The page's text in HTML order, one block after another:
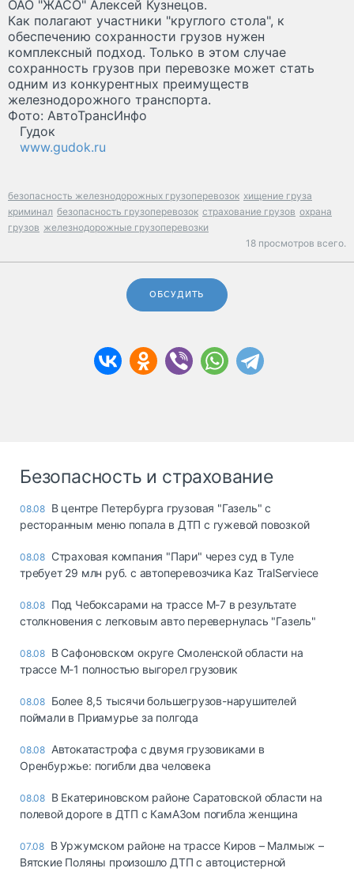
ОАО "ЖАСО" Алексей Кузнецов.
Как полагают участники "круглого стола", к
обеспечению сохранности грузов нужен
комплексный подход. Только в этом случае
сохранность грузов при перевозке может стать
одним из конкурентных преимуществ
железнодорожного транспорта.
Фото: АвтоТрансИнфо
Гудок
www.gudok.ru
безопасность железнодорожных грузоперевозок хищение груза
криминал безопасность грузоперевозок страхование грузов охрана
грузов железнодорожные грузоперевозки
18 просмотров всего.
ОБСУДИТЬ
Безопасность и страхование
08.08 В центре Петербурга грузовая "Газель" с
ресторанным меню попала в ДТП с гужевой повозкой
08.08 Страховая компания "Пари" через суд в Туле
требует 29 млн руб. с автоперевозчика Kaz TralServiece
08.08 Под Чебоксарами на трассе М-7 в результате
столкновения с легковым авто перевернулась "Газель"
08.08 В Сафоновском округе Смоленской области на
трассе М-1 полностью выгорел грузовик
08.08 Более 8,5 тысячи большегрузов-нарушителей
поймали в Приамурье за полгода
08.08 Автокатастрофа с двумя грузовиками в
Оренбуржье: погибли два человека
08.08 В Екатериновском районе Саратовской области на
полевой дороге в ДТП с КамАЗом погибла женщина
07.08 В Уржумском районе на трассе Киров – Малмыж –
Вятские Поляны произошло ДТП с автоцистерной